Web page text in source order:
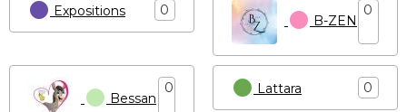
Expositions 0
B-ZEN
0
Bessan
Lattara 0